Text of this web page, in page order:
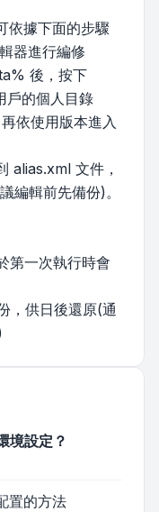
依據下面的步驟
器進行編修
後，按下
戶的個人目錄
依使用版本進入
alias.xml 文件，
編輯前先備份)。
第一次執行時會
，供日後還原(通
境設定？
置的方法